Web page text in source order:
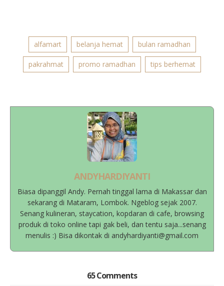
alfamart belanja hemat bulan ramadhan
pakrahmat promo ramadhan tips berhemat
ANDYHARDIYANTI
Biasa dipanggil Andy. Pernah tinggal lama di Makassar dan
sekarang di Mataram, Lombok. Ngeblog sejak 2007.
Senang kulineran, staycation, kopdaran di cafe, browsing
produk di toko online tapi gak beli, dan tentu saja...senang
menulis :) Bisa dikontak di andyhardiyanti@gmail.com
65 Comments